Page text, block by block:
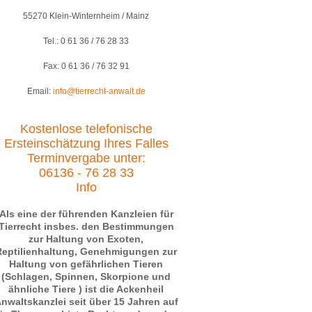
55270 Klein-Winternheim / Mainz
Tel.: 0 61 36 / 76 28 33
Fax: 0 61 36 / 76 32 91
Email: info@tierrecht-anwalt.de
Kostenlose telefonische
Ersteinschätzung Ihres Falles
Terminvergabe unter:
06136 - 76 28 33
Info
eine der führenden Kanzleien für
insbes. den Bestimmungen
zur Haltung von Exoten,
Genehmigungen zur
Haltung von gefährlichen Tieren
(Schlagen, Spinnen, Skorpione und
ähnliche Tiere ) ist die Ackenheil
seit über 15 Jahren auf